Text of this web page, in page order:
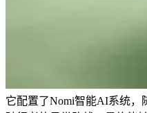
它配置了Nomi智能AI系统，